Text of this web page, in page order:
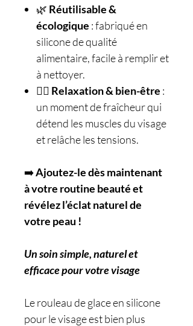
🌿 Réutilisable &
écologique : fabriqué en
silicone de qualité
alimentaire, facile à remplir et
à nettoyer.
🧘‍♀️ Relaxation & bien-être :
un moment de fraîcheur qui
détend les muscles du visage
et relâche les tensions.
➡️Ajoutez-le dès maintenant
à votre routine beauté et
révélez l’éclat naturel de
votre peau !
Un soin simple, naturel et
efficace pour votre visage
Le rouleau de glace en silicone
pour le visage est bien plus